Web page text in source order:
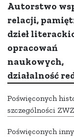
Autorstwo
relacji,
dzieł
opracowań
naukowych,
działalność
Poświęconych
szczególności
Poświęconych